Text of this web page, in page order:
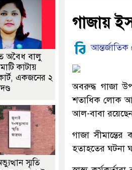
গাজায়
আন্তর্জাতিক
অবরুদ্ধ গাজা
শতাধিক লোক
আল-বাবা
গাজা
হতাহতের ঘটনা
অবৈধ বালু
কাটায়
একজনের ২
স্মৃতি